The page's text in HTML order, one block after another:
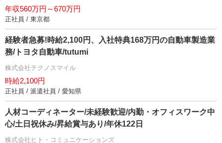
年収560万円～670万円
正社員 / 東京都
経験者急募!時給2,100円、入社特典168万円の自動車製造業
務/トヨタ自動車/tutumi
株式会社テクノスマイル
時給2,100円
正社員 / 派遣社員 / 愛知県
人材コーディネーター/未経験歓迎/内勤・オフィスワーク中
心/土日祝休み/昇給賞与あり/年休122日
株式会社ヒト・コミュニケーションズ